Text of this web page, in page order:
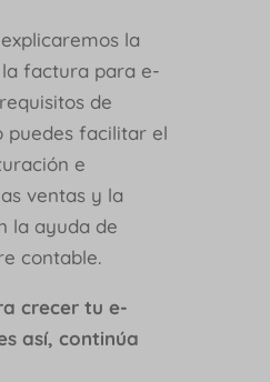
la
factura para e-
de
puedes facilitar el
e
ventas y la
la ayuda de
contable.
crecer tu e-
así, continúa